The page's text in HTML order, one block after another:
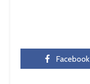
Facebook